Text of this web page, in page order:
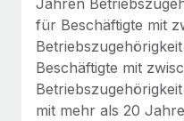
Auch im neuen Jahr
aller Größen dabei
Mehr erfahren
für Beschäftigte mit
Beschäftigte mit
mit mehr als 20